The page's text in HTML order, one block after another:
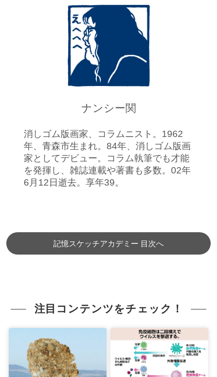
ナンシー関
消しゴム版画家、コラムニスト。1962
年、青森市生まれ。84年、消しゴム版画
家としてデビュー。コラム執筆でも才能
を発揮し、雑誌連載や著書も多数。02年
6月12日逝去。享年39。
記憶スケッチアカデミー 目次へ
注目コンテンツをチェック！